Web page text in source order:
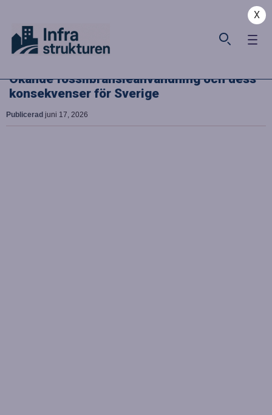
X
Ökande fossilbränsleanvändning och dess
konsekvenser för Sverige
Publicerad juni 17, 2026